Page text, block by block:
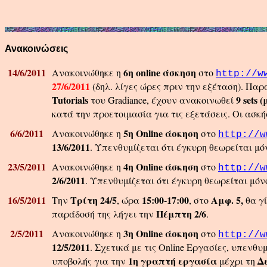
Ανακοινώσεις
14/6/2011 Ανακοινώθηκε η 6η online άσκηση στο http://
27/6/2011 (δηλ. λίγες ώρες πριν την εξέταση).
Tutorialsτου Gradiance, έχουν ανακοινωθεί9 sets
κατά την προετοιμασία για τις εξετάσεις. Οι
6/6/2011 Ανακοινώθηκε η 5η Online άσκηση στο http://
13/6/2011. Υπενθυμίζεται ότι έγκυρη θεωρείται
23/5/2011 Ανακοινώθηκε η 4η Online άσκηση στο http://
2/6/2011. Υπενθυμίζεται ότι έγκυρη θεωρείται
16/5/2011 Την Τρίτη 24/5, ώρα 15:00-17:00, στοΑμφ. 5,θα
παράδοσή της λήγει την Πέμπτη 2/6.
2/5/2011 Ανακοινώθηκε η 3η Online άσκηση στο http://
12/5/2011. Σχετικά με τις Online Εργασίες,
υποβολής για την 1η γραπτή εργασία μέχρι τη